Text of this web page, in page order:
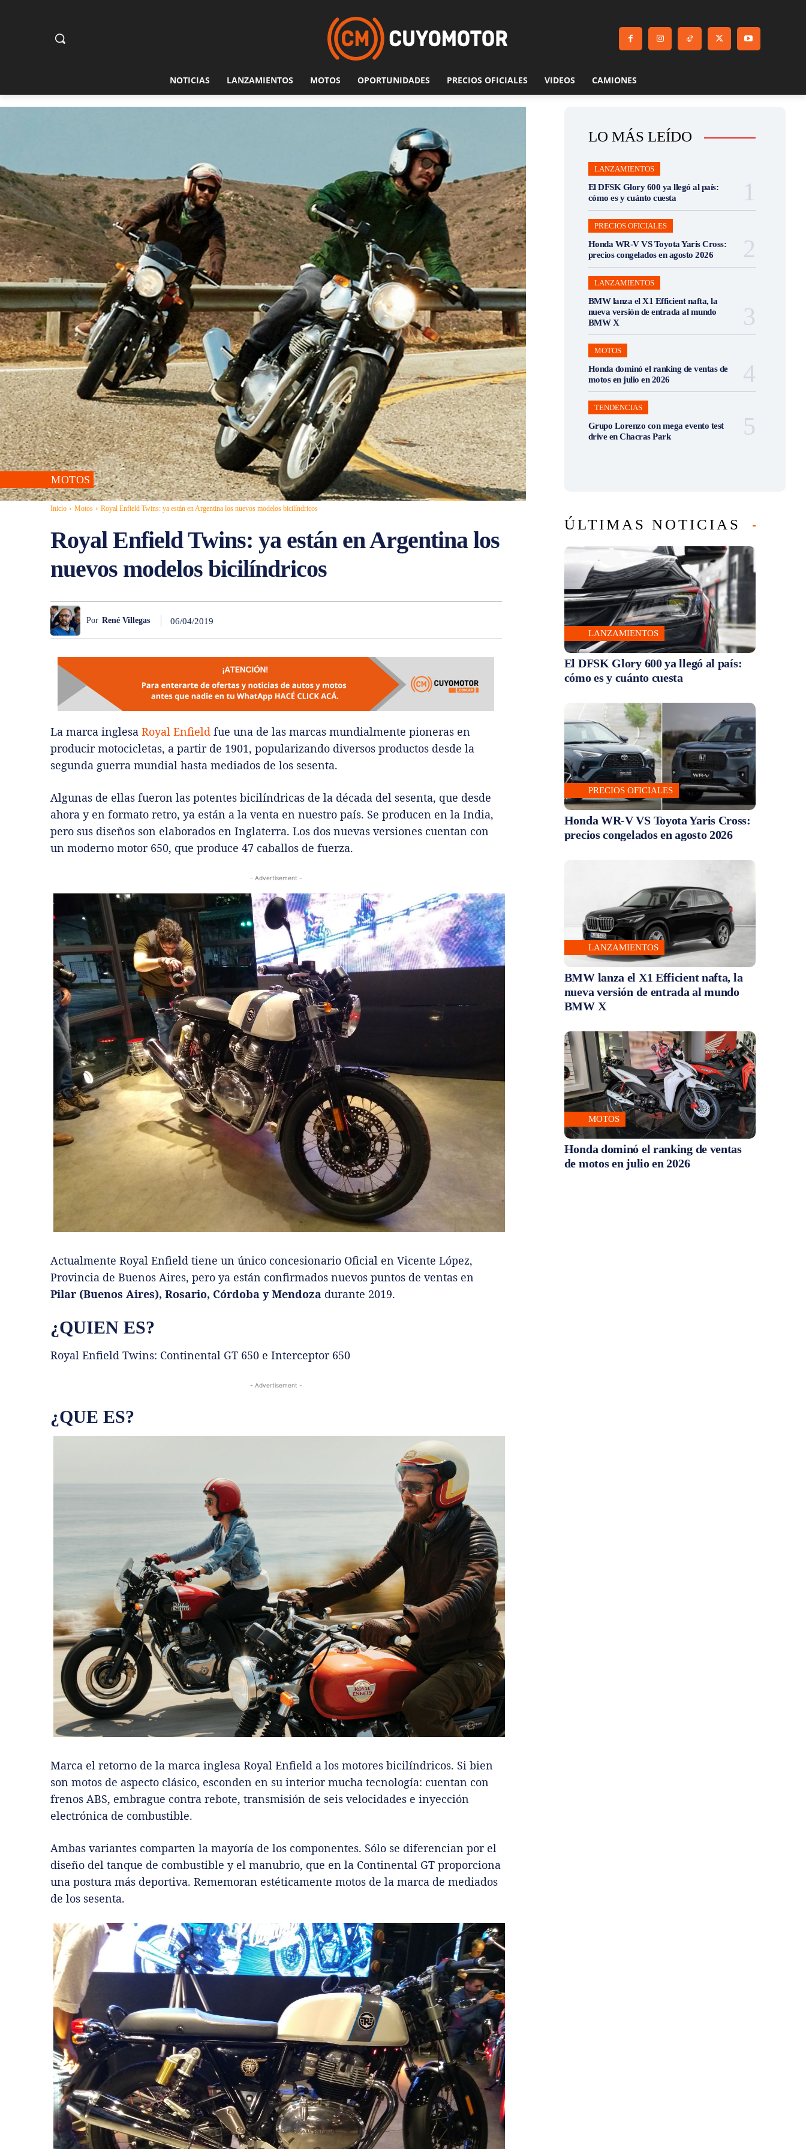
NOTICIAS LANZAMIENTOS MOTOS OPORTUNIDADES PRECIOS OFICIALES VIDEOS CAMIONES
MOTOS
Inicio Motos Royal Enfield Twins: ya están en Argentina los nuevos modelos bicilíndricos
Royal Enfield Twins: ya están en Argentina los
nuevos modelos bicilíndricos
Por René Villegas 06/04/2019
La marca inglesa Royal Enfield fue una de las marcas mundialmente pioneras en
producir motocicletas, a partir de 1901, popularizando diversos productos desde la
segunda guerra mundial hasta mediados de los sesenta.
Algunas de ellas fueron las potentes bicilíndricas de la década del sesenta, que desde
ahora y en formato retro, ya están a la venta en nuestro país. Se producen en la India,
pero sus diseños son elaborados en Inglaterra. Los dos nuevas versiones cuentan con
un moderno motor 650, que produce 47 caballos de fuerza.
- Advertisement -
Actualmente Royal Enfield tiene un único concesionario Oficial en Vicente López,
Provincia de Buenos Aires, pero ya están confirmados nuevos puntos de ventas en
Pilar (Buenos Aires), Rosario, Córdoba y Mendoza durante 2019.
¿QUIEN ES?
Royal Enfield Twins: Continental GT 650 e Interceptor 650
- Advertisement -
¿QUE ES?
Marca el retorno de la marca inglesa Royal Enfield a los motores bicilíndricos. Si bien
son motos de aspecto clásico, esconden en su interior mucha tecnología: cuentan con
frenos ABS, embrague contra rebote, transmisión de seis velocidades e inyección
electrónica de combustible.
Ambas variantes comparten la mayoría de los componentes. Sólo se diferencian por el
diseño del tanque de combustible y el manubrio, que en la Continental GT proporciona
una postura más deportiva. Rememoran estéticamente motos de la marca de mediados
de los sesenta.
LO MÁS LEÍDO
LANZAMIENTOS
El DFSK Glory 600 ya llegó al país:
cómo es y cuánto cuesta
PRECIOS OFICIALES
Honda WR-V VS Toyota Yaris Cross:
precios congelados en agosto 2026
LANZAMIENTOS
BMW lanza el X1 Efficient nafta, la
nueva versión de entrada al mundo
BMW X
MOTOS
Honda dominó el ranking de ventas de
motos en julio en 2026
TENDENCIAS
Grupo Lorenzo con mega evento test
drive en Chacras Park
ÚLTIMAS NOTICIAS
LANZAMIENTOS
El DFSK Glory 600 ya llegó al país:
cómo es y cuánto cuesta
PRECIOS OFICIALES
Honda WR-V VS Toyota Yaris Cross:
precios congelados en agosto 2026
LANZAMIENTOS
BMW lanza el X1 Efficient nafta, la
nueva versión de entrada al mundo
BMW X
MOTOS
Honda dominó el ranking de ventas
de motos en julio en 2026